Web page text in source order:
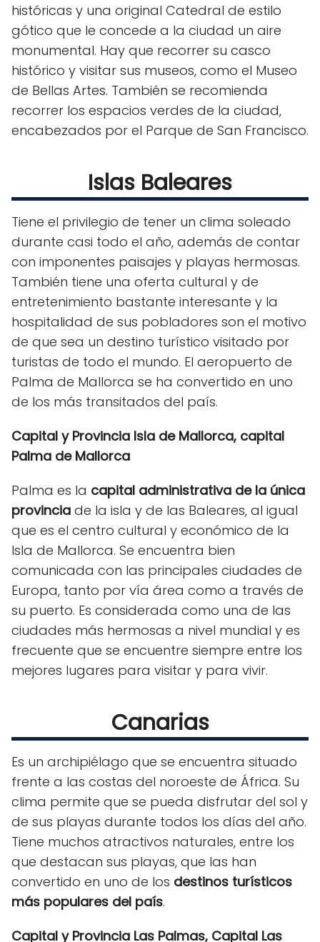
históricas y una original Catedral de estilo
gótico que le concede a la ciudad un aire
monumental. Hay que recorrer su casco
histórico y visitar sus museos, como el Museo
de Bellas Artes. También se recomienda
recorrer los espacios verdes de la ciudad,
encabezados por el Parque de San Francisco.
Islas Baleares
Tiene el privilegio de tener un clima soleado
durante casi todo el año, además de contar
con imponentes paisajes y playas hermosas.
También tiene una oferta cultural y de
entretenimiento bastante interesante y la
hospitalidad de sus pobladores son el motivo
de que sea un destino turístico visitado por
turistas de todo el mundo. El aeropuerto de
Palma de Mallorca se ha convertido en uno
de los más transitados del país.
Capital y Provincia Isla de Mallorca, capital
Palma de Mallorca
Palma es la capital administrativa de la única
provincia de la isla y de las Baleares, al igual
que es el centro cultural y económico de la
Isla de Mallorca. Se encuentra bien
comunicada con las principales ciudades de
Europa, tanto por vía área como a través de
su puerto. Es considerada como una de las
ciudades más hermosas a nivel mundial y es
frecuente que se encuentre siempre entre los
mejores lugares para visitar y para vivir.
Canarias
Es un archipiélago que se encuentra situado
frente a las costas del noroeste de África. Su
clima permite que se pueda disfrutar del sol y
de sus playas durante todos los días del año.
Tiene muchos atractivos naturales, entre los
que destacan sus playas, que las han
convertido en uno de los destinos turísticos
más populares del país.
Capital y Provincia Las Palmas, Capital Las